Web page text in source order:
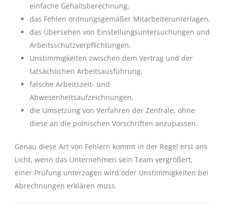
einfache Gehaltsberechnung,
das Fehlen ordnungsgemäßer Mitarbeiterunterlagen,
das Übersehen von Einstellungsuntersuchungen und
Arbeitsschutzverpflichtungen,
Unstimmigkeiten zwischen dem Vertrag und der
tatsächlichen Arbeitsausführung,
falsche Arbeitszeit- und
Abwesenheitsaufzeichnungen,
die Umsetzung von Verfahren der Zentrale, ohne
diese an die polnischen Vorschriften anzupassen.
Genau diese Art von Fehlern kommt in der Regel erst ans
Licht, wenn das Unternehmen sein Team vergrößert,
einer Prüfung unterzogen wird oder Unstimmigkeiten bei
Abrechnungen erklären muss.